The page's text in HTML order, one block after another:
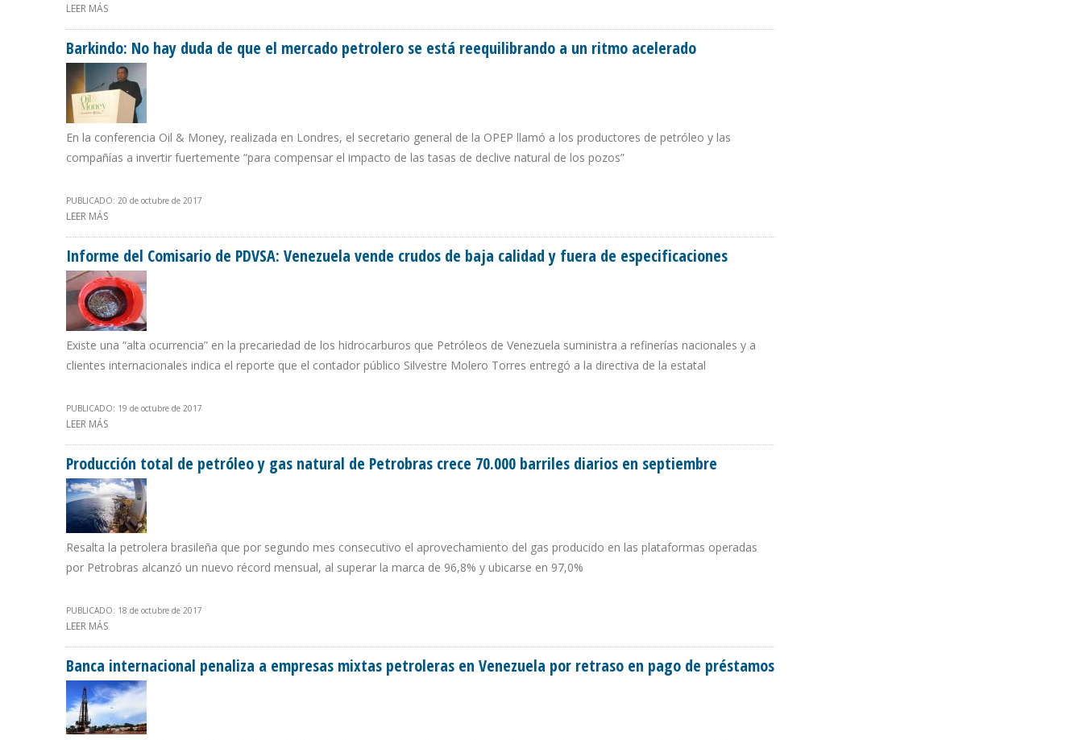
LEER MÁS
Barkindo: No hay duda de que el mercado petrolero se está reequilibrando a un ritmo acelerado
En la conferencia Oil & Money, realizada en Londres, el secretario general de la OPEP llamó a los productores de petróleo y las
compañías a invertir fuertemente “para compensar el impacto de las tasas de declive natural de los pozos”
PUBLICADO: 20 de octubre de 2017
LEER MÁS
Informe del Comisario de PDVSA: Venezuela vende crudos de baja calidad y fuera de especificaciones
Existe una “alta ocurrencia” en la precariedad de los hidrocarburos que Petróleos de Venezuela suministra a refinerías nacionales y a
clientes internacionales indica el reporte que el contador público Silvestre Molero Torres entregó a la directiva de la estatal
PUBLICADO: 19 de octubre de 2017
LEER MÁS
Producción total de petróleo y gas natural de Petrobras crece 70.000 barriles diarios en septiembre
Resalta la petrolera brasileña que por segundo mes consecutivo el aprovechamiento del gas producido en las plataformas operadas
por Petrobras alcanzó un nuevo récord mensual, al superar la marca de 96,8% y ubicarse en 97,0%
PUBLICADO: 18 de octubre de 2017
LEER MÁS
Banca internacional penaliza a empresas mixtas petroleras en Venezuela por retraso en pago de préstamos